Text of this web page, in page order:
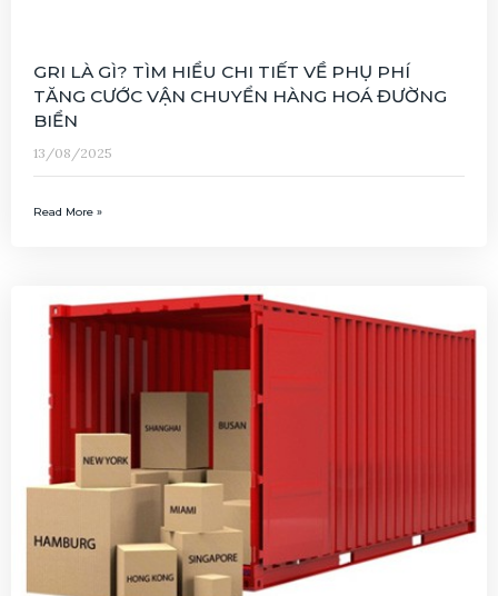
GRI LÀ GÌ? TÌM HIỂU CHI TIẾT VỀ PHỤ PHÍ
TĂNG CƯỚC VẬN CHUYỂN HÀNG HOÁ ĐƯỜNG
BIỂN
13/08/2025
Read More »